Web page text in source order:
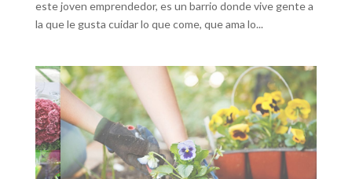
este joven emprendedor, es un barrio donde vive gente a
la que le gusta cuidar lo que come, que ama lo...